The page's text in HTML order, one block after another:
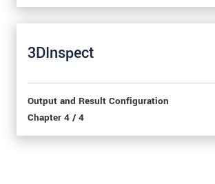
3DInspect
Output and Result Configuration
Chapter 4 / 4